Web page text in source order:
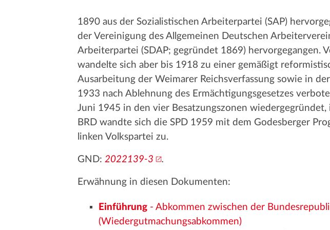
1890 aus der Sozialistischen Arbeiterpartei (SAP)
der Vereinigung des Allgemeinen Deutschen
Arbeiterpartei (SDAP; gegründet 1869) hervorgegangen.
wandelte sich aber bis 1918 zu einer gemäßigt
Ausarbeitung der Weimarer Reichsverfassung sowie in
1933 nach Ablehnung des Ermächtigungsgesetzes
Juni 1945 in den vier Besatzungszonen
BRD wandte sich die SPD 1959 mit dem Godesberger
linken Volkspartei zu.
GND: 2022139-3 .
Erwähnung in diesen Dokumenten:
Einführung - Abkommen zwischen der
(Wiedergutmachungsabkommen)